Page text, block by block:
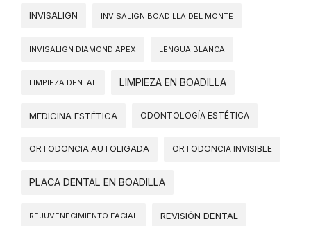
INVISALIGN INVISALIGN BOADILLA DEL MONTE
INVISALIGN DIAMOND APEX LENGUA BLANCA
LIMPIEZA DENTAL LIMPIEZA EN BOADILLA
MEDICINA ESTÉTICA ODONTOLOGÍA ESTÉTICA
ORTODONCIA AUTOLIGADA ORTODONCIA INVISIBLE
PLACA DENTAL EN BOADILLA
REJUVENECIMIENTO FACIAL REVISIÓN DENTAL